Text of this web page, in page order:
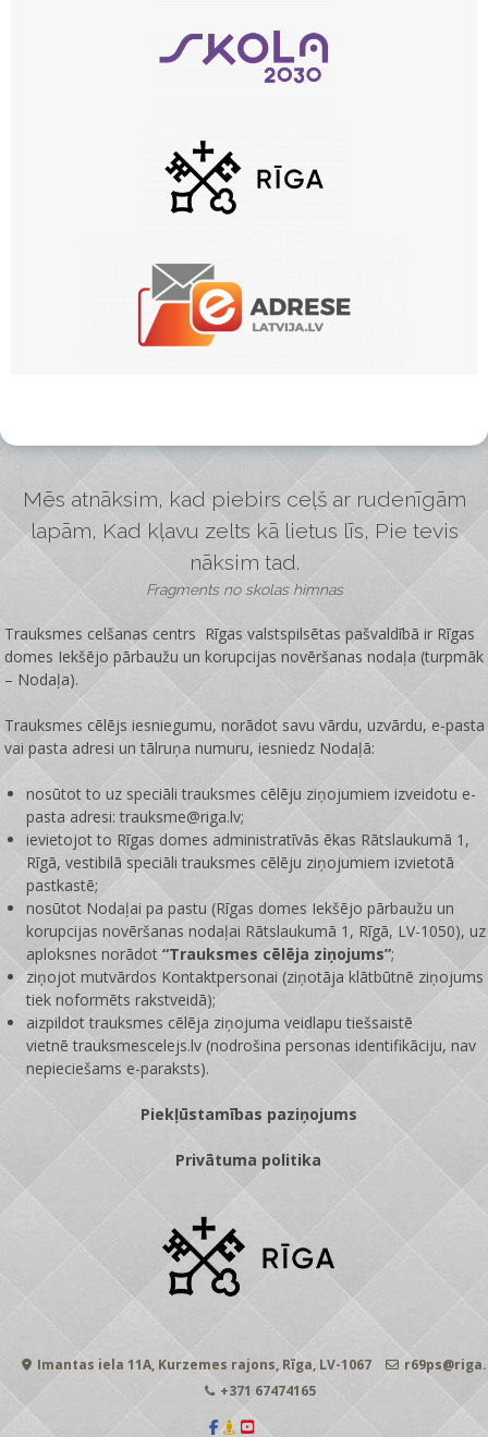
Mēs atnāksim, kad piebirs ceļš ar rudenīgām
lapām, Kad kļavu zelts kā lietus līs, Pie tevis
nāksim tad.
Fragments no skolas himnas
Trauksmes celšanas centrs Rīgas valstspilsētas pašvaldībā ir Rīgas
domes Iekšējo pārbaužu un korupcijas novēršanas nodaļa (turpmāk
– Nodaļa).
Trauksmes cēlējs iesniegumu, norādot savu vārdu, uzvārdu, e-pasta
vai pasta adresi un tālruņa numuru, iesniedz Nodaļā:
nosūtot to uz speciāli trauksmes cēlēju ziņojumiem izveidotu e-
pasta adresi: trauksme@riga.lv;
ievietojot to Rīgas domes administratīvās ēkas Rātslaukumā 1,
Rīgā, vestibilā speciāli trauksmes cēlēju ziņojumiem izvietotā
pastkastē;
nosūtot Nodaļai pa pastu (Rīgas domes Iekšējo pārbaužu un
korupcijas novēršanas nodaļai Rātslaukumā 1, Rīgā, LV-1050), uz
aploksnes norādot“Trauksmes cēlēja ziņojums”;
ziņojot mutvārdos Kontaktpersonai (ziņotāja klātbūtnē ziņojums
tiek noformēts rakstveidā);
aizpildot trauksmes cēlēja ziņojuma veidlapu tiešsaistē
vietnētrauksmescelejs.lv (nodrošina personas identifikāciju, nav
nepieciešams e-paraksts).
Piekļūstamības paziņojums
Privātuma politika
Imantas iela 11A, Kurzemes rajons, Rīga, LV-1067
+371 67474165